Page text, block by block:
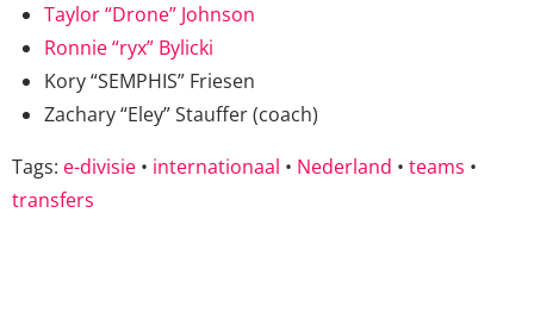
Taylor “Drone” Johnson
Ronnie “ryx” Bylicki
Kory “SEMPHIS” Friesen
Zachary “Eley” Stauffer (coach)
Tags: e-divisie • internationaal • Nederland • teams •
transfers